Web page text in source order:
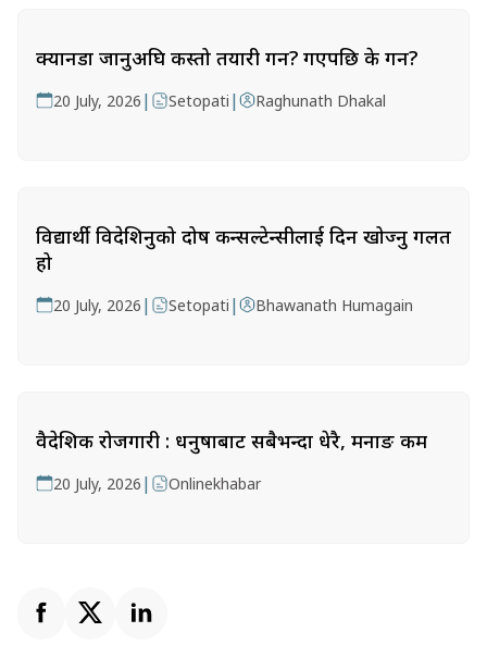
क्यानडा जानुअघि कस्तो तयारी गर्ने? गएपछि के गर्ने?
20 July, 2026 | Setopati | Raghunath Dhakal
विद्यार्थी विदेशिनुको दोष कन्सल्टेन्सीलाई दिन खोज्नु गलत
हो
20 July, 2026 | Setopati | Bhawanath Humagain
वैदेशिक रोजगारी : धनुषाबाट सबैभन्दा धेरै, मनाङ कम
20 July, 2026 | Onlinekhabar